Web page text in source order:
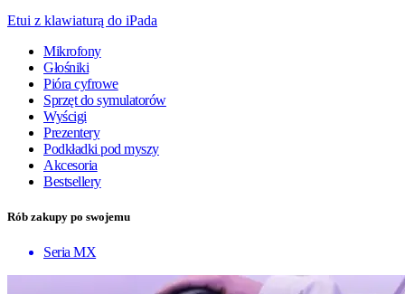
Etui z klawiaturą do iPada
Mikrofony
Głośniki
Pióra cyfrowe
Sprzęt do symulatorów
Wyścigi
Prezentery
Podkładki pod myszy
Akcesoria
Bestsellery
Rób zakupy po swojemu
Seria MX